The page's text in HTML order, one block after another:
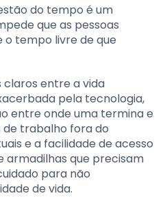
do tempo é um
que as pessoas
tempo livre de que
claros entre a vida
pela tecnologia,
entre onde uma termina e
de trabalho fora do
e a facilidade de acesso
que precisam
para não
de vida.